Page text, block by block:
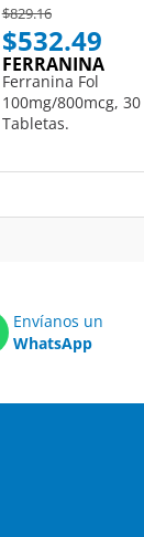
Price reduced from
$829.16to
$532.49
FERRANINA
Ferranina Fol
100mg/800mcg, 30
Tabletas.
Envíanos un
WhatsApp